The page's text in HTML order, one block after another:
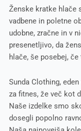
Ženske kratke hlače
vadbene in poletne
udobne, zračne in v
presenetljivo, da
hlače, še posebej,
Sunda Clothing,
za fitnes, že več kot
Naše izdelke smo
dosegli popolno